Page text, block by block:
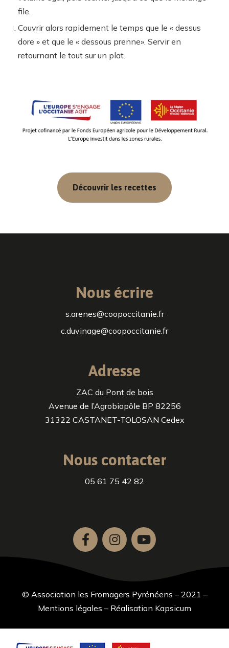
file.
Couvrir alors rapidement le temps que le « dessus
dore » et que le « dessous prenne». Servir en
retournant le tout sur un plat.
Découvrir les recettes
Nous écrire
s.arenes@coopoccitanie.fr
c.duvinage@coopoccitanie.fr
Adresse
ZAC du Pont de bois
Avenue de l’Agrobiopôle BP 82256
31322 CASTANET-TOLOSAN Cedex
Nous contacter
05 61 75 42 82
© Association les Fromagers Pyrénéens – 2021 –
Mentions légales – Réalisation Kapsicum